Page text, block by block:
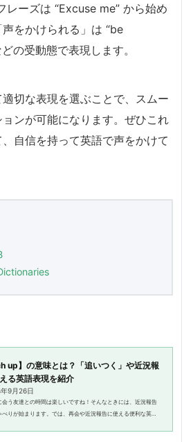
レーズは “Excuse me” から始め
をかけられる」は “be
の受動態で表現します。
切な表現を選ぶことで、スムー
ンが可能になります。ぜひこれ
自信を持って英語で声をかけて
up】の意味とは？「追いつく」や近況報
る英語表現を紹介
9月26日
会う友達との時間は楽しいですね！そんなときには、近況報告
べりが始まります。では、再会や近況報告に使える便利な英語